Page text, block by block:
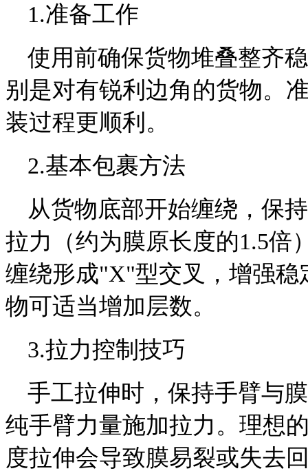
1.准备工作
使用前确保货物堆叠整齐
别是对有锐利边角的货物。
装过程更顺利。
2.基本包裹方法
从货物底部开始缠绕，保
拉力（约为膜原长度的1.5倍
缠绕形成"X"型交叉，增强稳
物可适当增加层数。
3.拉力控制技巧
手工拉伸时，保持手臂与
纯手臂力量施加拉力。理想
度拉伸会导致膜易裂或失去